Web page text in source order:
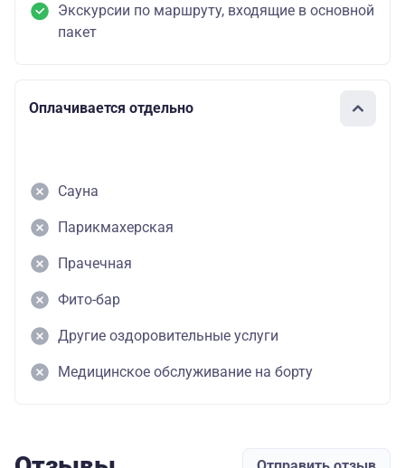
Экскурсии по маршруту, входящие в основной
пакет
Оплачивается отдельно
Сауна
Парикмахерская
Прачечная
Фито-бар
Другие оздоровительные услуги
Медицинское обслуживание на борту